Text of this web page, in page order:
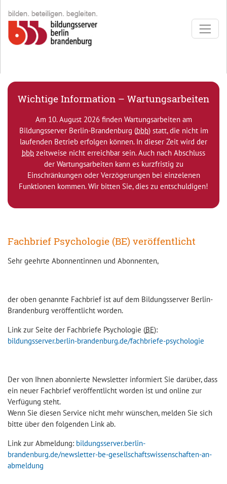
Wichtige Information – Wartungsarbeiten
Am 10. August 2026 finden Wartungsarbeiten am
Bildungsserver Berlin-Brandenburg (bbb) statt, die nicht im
laufenden Betrieb erfolgen können. In dieser Zeit wird der
bbb zeitweise nicht erreichbar sein. Auch nach Abschluss
der Wartungsarbeiten kann es kurzfristig zu
Einschränkungen oder Verzögerungen bei einzelenen
Funktionen kommen. Wir bitten Sie, dies zu entschuldigen!
Fachbrief Psychologie (BE) veröffentlicht
Sehr geehrte Abonnentinnen und Abonnenten,
der oben genannte Fachbrief ist auf dem Bildungsserver Berlin-
Brandenburg veröffentlicht worden.
Link zur Seite der Fachbriefe Psychologie (BE):
bildungsserver.berlin-brandenburg.de/fachbriefe-psychologie
Der von Ihnen abonnierte Newsletter informiert Sie darüber, dass
ein neuer Fachbrief veröffentlicht worden ist und online zur
Verfügung steht.
Wenn Sie diesen Service nicht mehr wünschen, melden Sie sich
bitte über den folgenden Link ab.
Link zur Abmeldung: bildungsserver.berlin-
brandenburg.de/newsletter-be-gesellschaftswissenschaften-an-
abmeldung